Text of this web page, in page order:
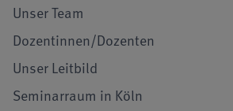
Unser Team
Dozentinnen/Dozenten
Unser Leitbild
Seminarraum in Köln